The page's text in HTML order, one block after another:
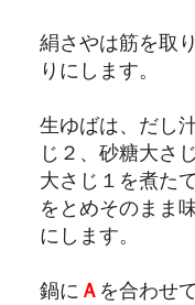
絹さやは筋を取
りにします。
生ゆばは、だし
じ２、砂糖大さ
大さじ１を煮た
をとめそのまま
にします。
鍋に Ａ を合わせ